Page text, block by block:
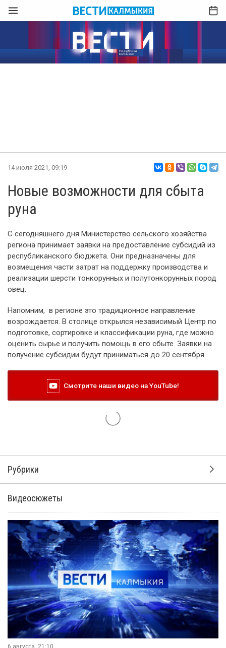
14 июля 2021, 09:19
Новые возможности для сбыта
руна
С сегодняшнего дня Министерство сельского хозяйства
региона принимает заявки на предоставление субсидий из
республиканского бюджета. Они предназначены для
возмещения части затрат на поддержку производства и
реализации шерсти тонкорунных и полутонкорунных пород
овец.
Напомним, в регионе это традиционное направление
возрождается. В столице открылся независимый Центр по
подготовке, сортировке и классификации руна, где можно
оценить сырье и получить помощь в его сбыте. Заявки на
получение субсидии будут приниматься до 20 сентября.
Смотрите наши видео на YouTube!
Элисте
«Уралан» встречается с командой «Ангушт» из Ингушетии
на поле Республиканской спортивной школы олимпийского
резерва. Это лидер турнирной таблицы зоны Юг третьего
дивизиона Чемпионата России.
У калмыцкого клуба пока 5 строчка и 11 баллов. Матч
обещает быть очень напряжённым – соперники за сезон
провели 7 игр, ни разу не проиграв. А вот желто-синие,
напомним, познали горечь поражения. Но в домашних
поединках за это время с поля еще не уходили без очков.
Напомним, в целях безопасности, все игры проходят без
участия зрителей. Мы следим за развитием событий. В